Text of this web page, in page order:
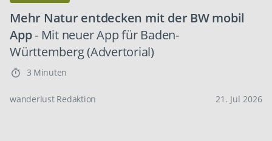
Mehr Natur entdecken mit der BW mobil
App- Mit neuer App für Baden-
Württemberg (Advertorial)
3 Minuten
wanderlust Redaktion 21. Jul 2026